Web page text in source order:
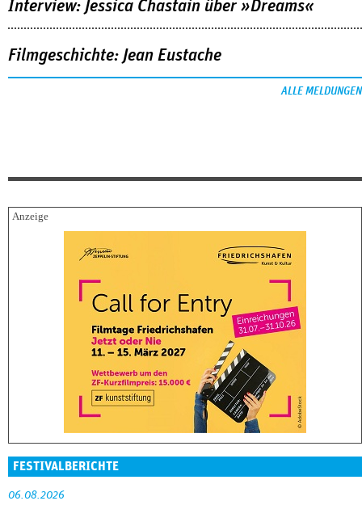
Interview: Jessica Chastain über »Dreams«
Filmgeschichte: Jean Eustache
ALLE MELDUNGEN
FESTIVALBERICHTE
06.08.2026